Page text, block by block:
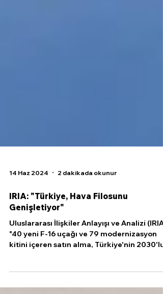
14 Haz 2024 2 dakikada okunur
IRIA: "Türkiye, Hava Filosunu
Genişletiyor"
Uluslararası İlişkiler Anlayışı ve Analizi
"40 yeni F-16 uçağı ve 79 modernizasyon